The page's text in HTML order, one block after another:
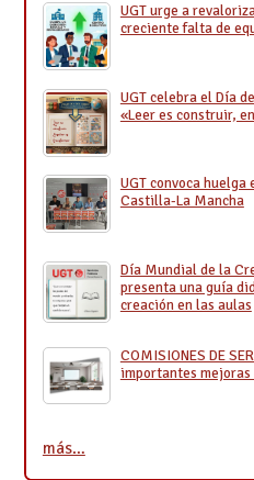
UGT urge a
creciente falta de
UGT celebra el Día
«Leer es construir,
UGT convoca
Castilla-La Mancha
Día Mundial de la
presenta una guía
creación en las aulas
COMISIONES DE
importantes
más…